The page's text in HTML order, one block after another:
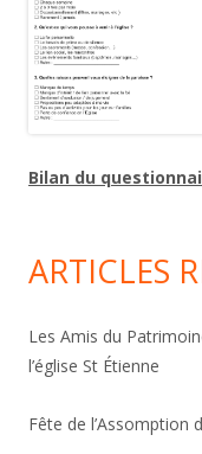
Bilan du
ARTICLES
Les Amis du
l’église St Étienne
Fête de l’Assomption